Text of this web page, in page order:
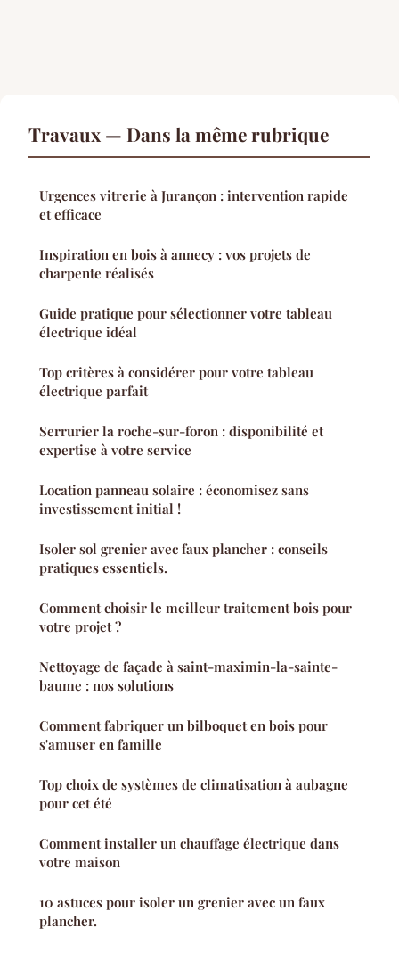
Travaux — Dans la même rubrique
Urgences vitrerie à Jurançon : intervention rapide
et efficace
Inspiration en bois à annecy : vos projets de
charpente réalisés
Guide pratique pour sélectionner votre tableau
électrique idéal
Top critères à considérer pour votre tableau
électrique parfait
Serrurier la roche-sur-foron : disponibilité et
expertise à votre service
Location panneau solaire : économisez sans
investissement initial !
Isoler sol grenier avec faux plancher : conseils
pratiques essentiels.
Comment choisir le meilleur traitement bois pour
votre projet ?
Nettoyage de façade à saint-maximin-la-sainte-
baume : nos solutions
Comment fabriquer un bilboquet en bois pour
s'amuser en famille
Top choix de systèmes de climatisation à aubagne
pour cet été
Comment installer un chauffage électrique dans
votre maison
10 astuces pour isoler un grenier avec un faux
plancher.